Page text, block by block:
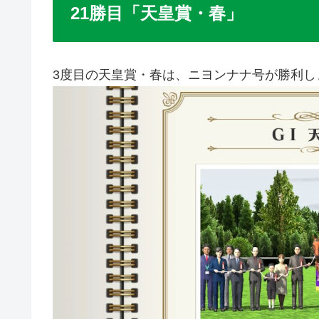
21勝目「天皇賞・春」
3度目の天皇賞・春は、ニヨンナナ号が勝利